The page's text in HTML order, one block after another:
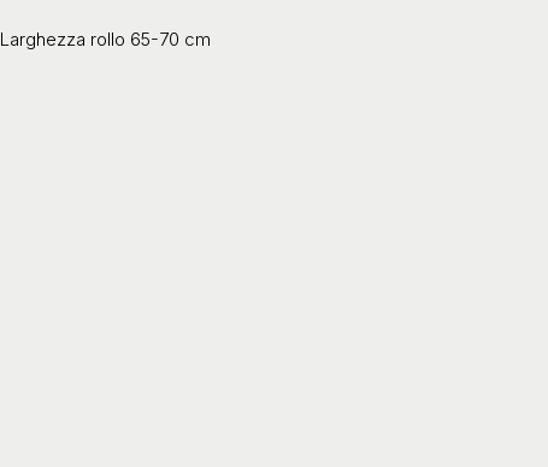
Larghezza rollo 65-70 cm